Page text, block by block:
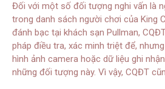
Đối với một số đối tượng nghi vấn là
trong danh sách người chơi của King
đánh bạc tại khách sạn Pullman,
pháp điều tra, xác minh triệt để,
hình ảnh camera hoặc dữ liệu ghi
những đối tượng này. Vì vậy, CQĐT